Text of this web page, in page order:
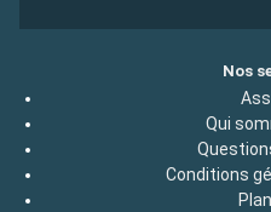
Nos
Qui
Conditions